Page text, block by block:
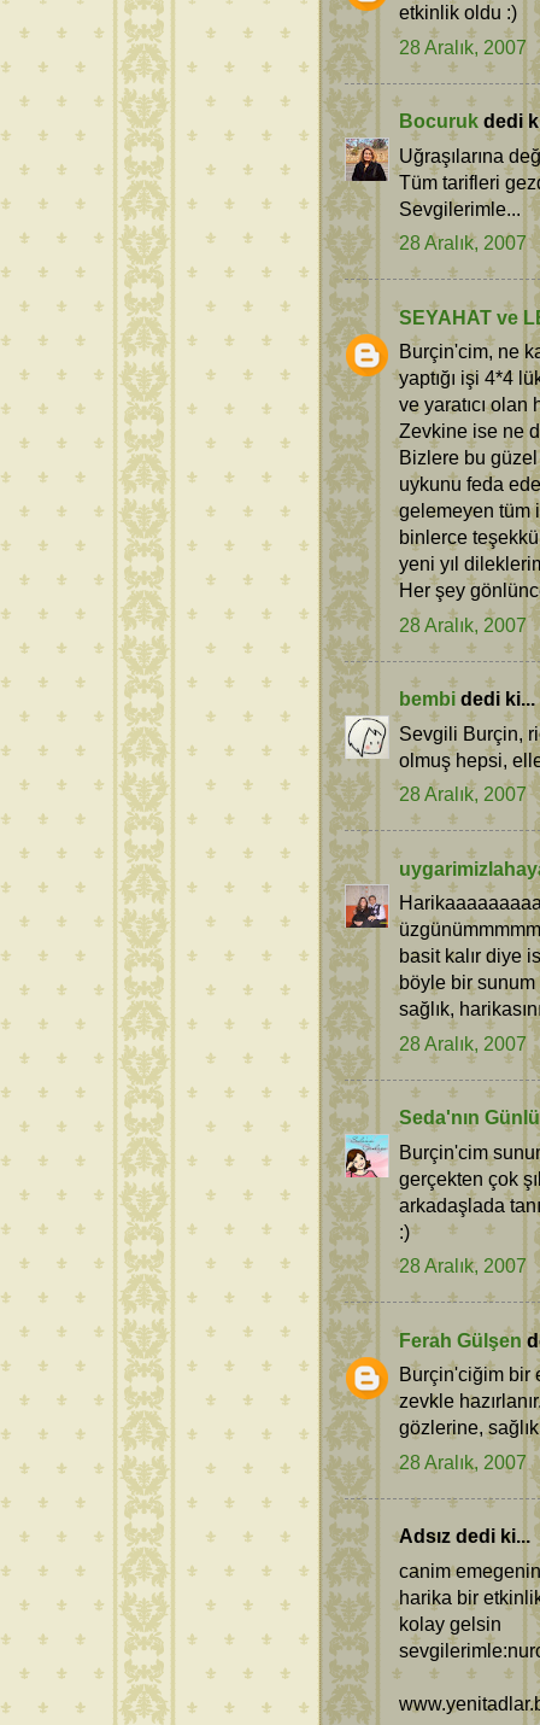
etkinlik oldu :)
28 Aralık, 2007
Bocuruk dedi
Uğraşılarına
Tüm tarifleri
Sevgilerimle...
28 Aralık, 2007
SEYAHAT ve
Burçin'cim, ne
yaptığı işi 4*4
ve yaratıcı
Zevkine ise ne
Bizlere bu güzel
uykunu feda
gelemeyen tüm
binlerce
yeni yıl
Her şey
28 Aralık, 2007
bembi dedi ki...
Sevgili Burçin,
olmuş hepsi,
28 Aralık, 2007
basit kalır diye
böyle bir sunum
sağlık,
28 Aralık, 2007
Seda'nın
Burçin'cim
gerçekten çok
arkadaşlada
:)
28 Aralık, 2007
Ferah Gülşen
Burçin'ciğim bir
zevkle
gözlerine,
28 Aralık, 2007
Adsız dedi ki...
canim
harika bir
kolay gelsin